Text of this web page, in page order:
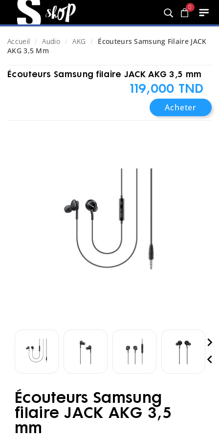
0
Accueil Audio AKG
Écouteurs Samsung Filaire JACK
AKG 3,5 Mm
Écouteurs Samsung filaire JACK AKG 3,5 mm
119,000 TND
Acheter


Écouteurs Samsung
filaire JACK AKG 3,5
mm